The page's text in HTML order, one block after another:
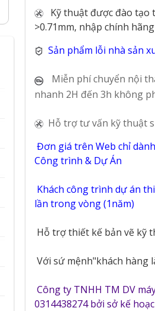
43
Kỹ thuật được đào tạo
>0.71mm, nhập chính
Sản phẩm lỗi nhà sản
Miễn phí chuyển nội
nhanh 2H đến 3h không
Hỗ trợ tư vấn kỹ thuật
Đơn giá trên Web chỉ
Công trình & Dự Án
Khách công trình dự án
lần trong vòng (1năm)
Hỗ trợ thiết kế bản vẽ kỹ
Với sứ mệnh"khách hàng
Công ty TNHH TM DV
0314438274 bởi sở kế